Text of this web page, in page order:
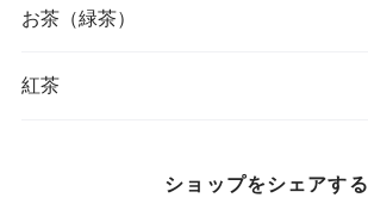
お茶（緑茶）
お茶の葉
紅茶
ショップをシェアする